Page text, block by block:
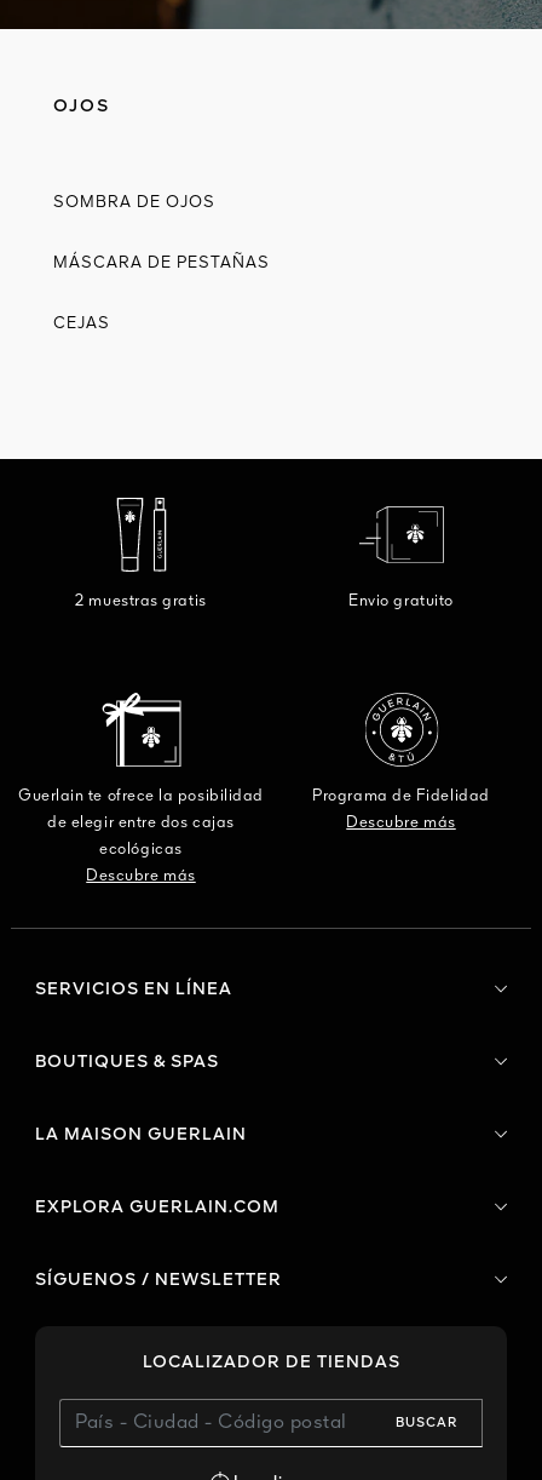
OJOS
SOMBRA DE OJOS
MÁSCARA DE PESTAÑAS
CEJAS
2 muestras gratis Envio gratuito
Guerlain te ofrece la posibilidad
de elegir entre dos cajas
ecológicas
Descubre más
Programa de Fidelidad
Descubre más
SERVICIOS EN LÍNEA
BOUTIQUES & SPAS
LA MAISON GUERLAIN
EXPLORA GUERLAIN.COM
SÍGUENOS / NEWSLETTER
LOCALIZADOR DE TIENDAS
BUSCAR